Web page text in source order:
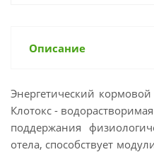
Описание
Энергетический
Клотокс -
поддержания
отела, способствует